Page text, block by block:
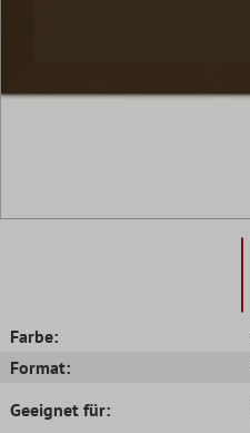
Farbe:
Format:
Geeignet für: